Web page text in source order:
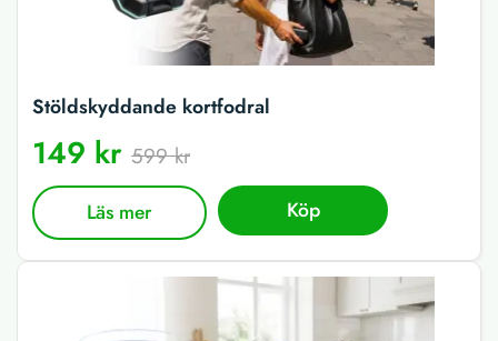
Stöldskyddande kortfodral
149 kr 599 kr
Läs mer Köp